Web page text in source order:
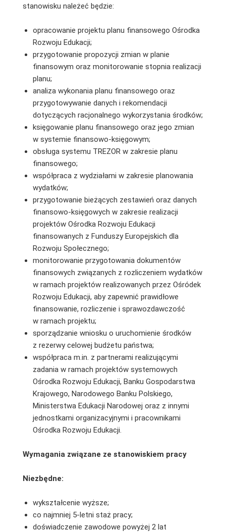
stanowisku należeć będzie:
opracowanie projektu planu finansowego Ośrodka
Rozwoju Edukacji;
przygotowanie propozycji zmian w planie
finansowym oraz monitorowanie stopnia realizacji
planu;
analiza wykonania planu finansowego oraz
przygotowywanie danych i rekomendacji
dotyczących racjonalnego wykorzystania środków;
księgowanie planu finansowego oraz jego zmian
w systemie finansowo-księgowym;
obsługa systemu TREZOR w zakresie planu
finansowego;
współpraca z wydziałami w zakresie planowania
wydatków;
przygotowanie bieżących zestawień oraz danych
finansowo-księgowych w zakresie realizacji
projektów Ośrodka Rozwoju Edukacji
finansowanych z Funduszy Europejskich dla
Rozwoju Społecznego;
monitorowanie przygotowania dokumentów
finansowych związanych z rozliczeniem wydatków
w ramach projektów realizowanych przez Ośródek
Rozwoju Edukacji, aby zapewnić prawidłowe
finansowanie, rozliczenie i sprawozdawczość
w ramach projektu;
sporządzanie wniosku o uruchomienie środków
z rezerwy celowej budżetu państwa;
współpraca m.in. z partnerami realizującymi
zadania w ramach projektów systemowych
Ośrodka Rozwoju Edukacji, Banku Gospodarstwa
Krajowego, Narodowego Banku Polskiego,
Ministerstwa Edukacji Narodowej oraz z innymi
jednostkami organizacyjnymi i pracownikami
Ośrodka Rozwoju Edukacji.
Wymagania związane ze stanowiskiem pracy
Niezbędne:
wykształcenie wyższe;
co najmniej 5-letni staż pracy;
doświadczenie zawodowe powyżej 2 lat